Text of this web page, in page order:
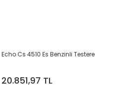
Echo Cs 4510 Es Benzinli Testere
20.851,97 TL